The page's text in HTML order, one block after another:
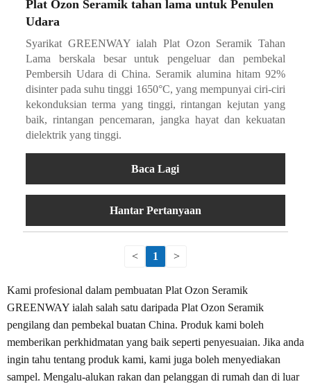
Plat Ozon Seramik tahan lama untuk Penulen
Udara
Syarikat GREENWAY ialah Plat Ozon Seramik Tahan
Lama berskala besar untuk pengeluar dan pembekal
Pembersih Udara di China. Seramik alumina hitam 92%
disinter pada suhu tinggi 1650°C, yang mempunyai ciri-ciri
kekonduksian terma yang tinggi, rintangan kejutan yang
baik, rintangan pencemaran, jangka hayat dan kekuatan
dielektrik yang tinggi.
Baca Lagi
Hantar Pertanyaan
< 1 >
Kami profesional dalam pembuatan Plat Ozon Seramik
GREENWAY ialah salah satu daripada Plat Ozon Seramik
pengilang dan pembekal buatan China. Produk kami boleh
memberikan perkhidmatan yang baik seperti penyesuaian. Jika anda
ingin tahu tentang produk kami, kami juga boleh menyediakan
sampel. Mengalu-alukan rakan dan pelanggan di rumah dan di luar